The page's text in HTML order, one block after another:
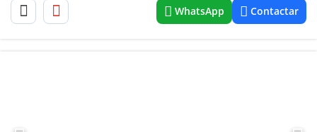
WhatsApp Contactar